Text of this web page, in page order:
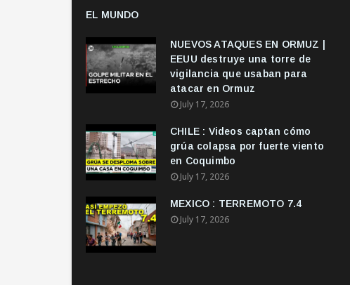
EL MUNDO
NUEVOS ATAQUES EN ORMUZ |
EEUU destruye una torre de
vigilancia que usaban para
atacar en Ormuz
July 17, 2026
CHILE : Videos captan cómo
grúa colapsa por fuerte viento
en Coquimbo
July 17, 2026
MEXICO : TERREMOTO 7.4
July 17, 2026